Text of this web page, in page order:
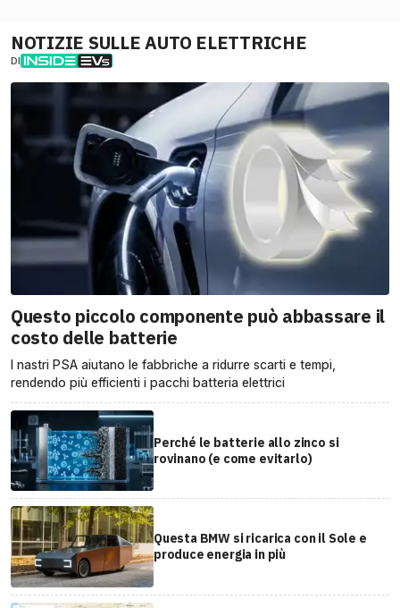
NOTIZIE SULLE AUTO ELETTRICHE
DI
Questo piccolo componente può abbassare il
costo delle batterie
I nastri PSA aiutano le fabbriche a ridurre scarti e tempi,
rendendo più efficienti i pacchi batteria elettrici
Perché le batterie allo zinco si
rovinano (e come evitarlo)
Questa BMW si ricarica con il Sole e
produce energia in più